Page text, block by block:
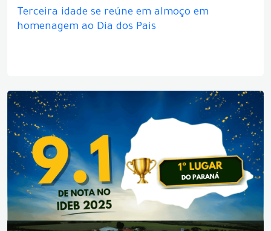
Terceira idade se reúne em almoço em
homenagem ao Dia dos Pais